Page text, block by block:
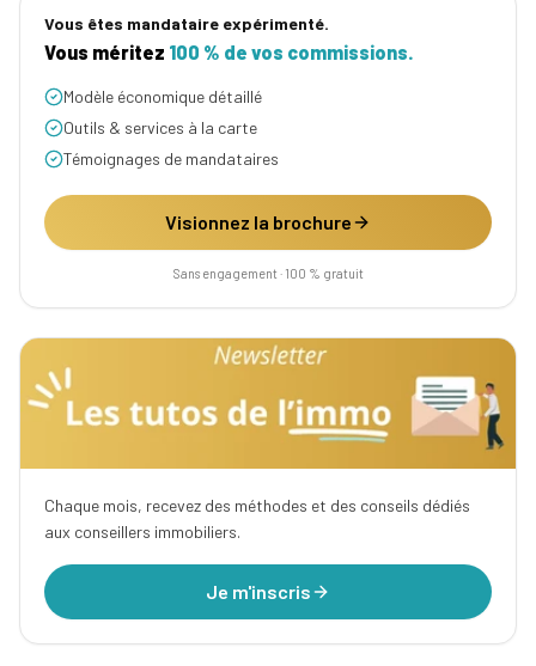
Vous êtes mandataire expérimenté.
Vous méritez 100 % de vos commissions.
Modèle économique détaillé
Outils & services à la carte
Témoignages de mandataires
Visionnez la brochure
Sans engagement · 100 % gratuit
Chaque mois, recevez des méthodes et des conseils dédiés
aux conseillers immobiliers.
Je m'inscris